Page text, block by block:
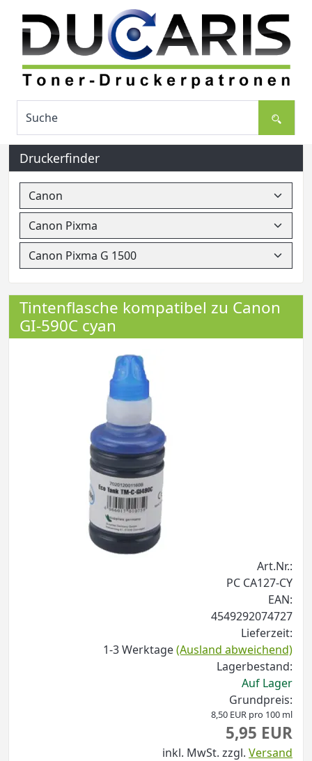
Druckerfinder
Tintenflasche kompatibel zu Canon
GI-590C cyan
Art.Nr.:
PC CA127-CY
EAN:
4549292074727
Lieferzeit:
1-3 Werktage(Ausland abweichend)
Lagerbestand:
Auf Lager
Grundpreis:
8,50 EUR pro 100 ml
5,95 EUR
inkl. MwSt. zzgl. Versand